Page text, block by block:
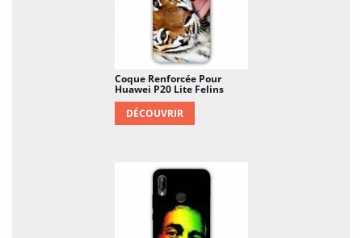
Coque Renforcée Pour
Huawei P20 Lite Felins
DÉCOUVRIR